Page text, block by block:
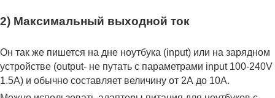
2) Максимальный выходной ток
Он так же пишется на дне ноутбука (input) или на зарядном
устройстве (output- не путать с параметрами input 100-240V
1.5A) и обычно составляет величину от 2А до 10A.